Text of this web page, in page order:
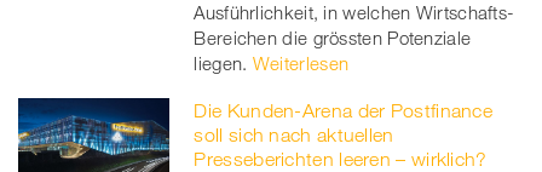
Ausführlichkeit, in welchen Wirtschafts-
Bereichen die grössten Potenziale
liegen. Weiterlesen
Die Kunden-Arena der Postfinance
soll sich nach aktuellen
Presseberichten leeren – wirklich?